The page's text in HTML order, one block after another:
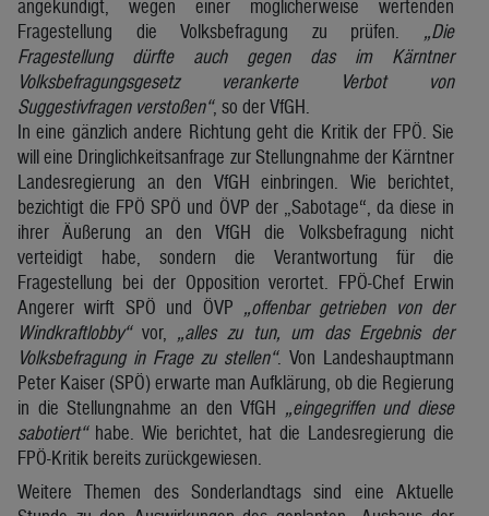
angekündigt, wegen einer möglicherweise wertenden
Fragestellung die Volksbefragung zu prüfen. „Die
Fragestellung dürfte auch gegen das im Kärntner
Volksbefragungsgesetz verankerte Verbot von
Suggestivfragen verstoßen“, so der VfGH.
In eine gänzlich andere Richtung geht die Kritik der FPÖ. Sie
will eine Dringlichkeitsanfrage zur Stellungnahme der Kärntner
Landesregierung an den VfGH einbringen. Wie berichtet,
bezichtigt die FPÖ SPÖ und ÖVP der „Sabotage“, da diese in
ihrer Äußerung an den VfGH die Volksbefragung nicht
verteidigt habe, sondern die Verantwortung für die
Fragestellung bei der Opposition verortet. FPÖ-Chef Erwin
Angerer wirft SPÖ und ÖVP „offenbar getrieben von der
Windkraftlobby“ vor, „alles zu tun, um das Ergebnis der
Volksbefragung in Frage zu stellen“. Von Landeshauptmann
Peter Kaiser (SPÖ) erwarte man Aufklärung, ob die Regierung
in die Stellungnahme an den VfGH „eingegriffen und diese
sabotiert“habe. Wie berichtet, hat die Landesregierung die
FPÖ-Kritik bereits zurückgewiesen.
Weitere Themen des Sonderlandtags sind eine Aktuelle